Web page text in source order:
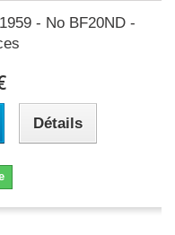
- No BF20ND -
Détails